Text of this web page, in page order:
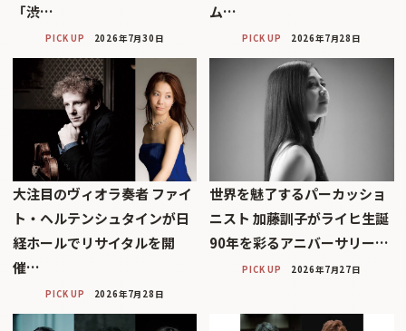
「渋…
PICK UP 2026年7月30日
ム…
PICK UP 2026年7月28日
大注目のヴィオラ奏者 ファイ
ト・ヘルテンシュタインが日
経ホールでリサイタルを開
催…
PICK UP 2026年7月28日
世界を魅了するパーカッショ
ニスト 加藤訓子がライヒ生誕
90年を彩るアニバーサリー…
PICK UP 2026年7月27日